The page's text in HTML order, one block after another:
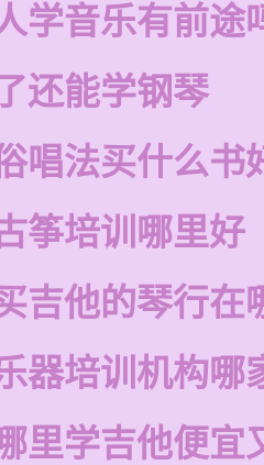
学音乐有前途
还能学钢琴
唱法买什么书
筝培训哪里好
吉他的琴行在
器培训机构哪
里学吉他便宜